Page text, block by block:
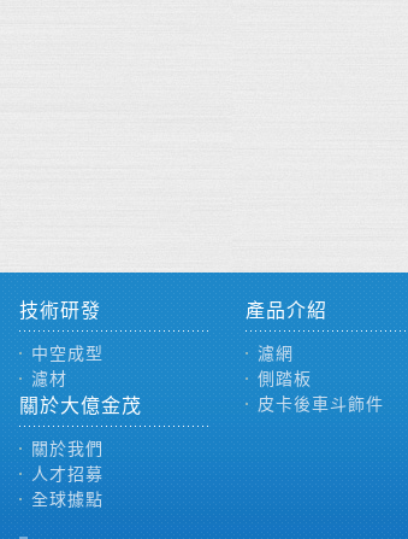
產品介紹
濾網
側踏板
皮卡後車斗飾件
技術研發
中空成型
濾材
關於大億金茂
關於我們
人才招募
全球據點